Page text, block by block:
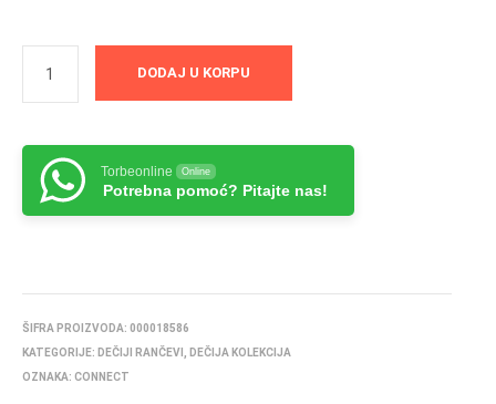
DODAJ U KORPU
Torbeonline Online
Potrebna pomoć? Pitajte nas!
ŠIFRA PROIZVODA: 000018586
KATEGORIJE: DEČIJI RANČEVI
DEČIJA KOLEKCIJA
OZNAKA: CONNECT